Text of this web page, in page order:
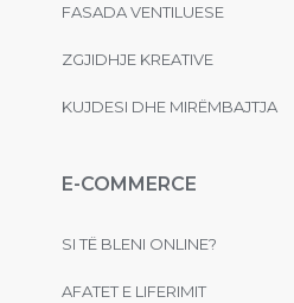
FASADA VENTILUESE
ZGJIDHJE KREATIVE
KUJDESI DHE MIRËMBAJTJA
E-COMMERCE
SI TË BLENI ONLINE?
AFATET E LIFERIMIT